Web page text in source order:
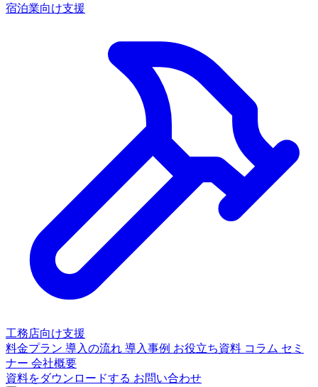
宿泊業向け支援
工務店向け支援
料金プラン 導入の流れ 導入事例 お役立ち資料 コラム セミ
ナー 会社概要
資料をダウンロードする お問い合わせ